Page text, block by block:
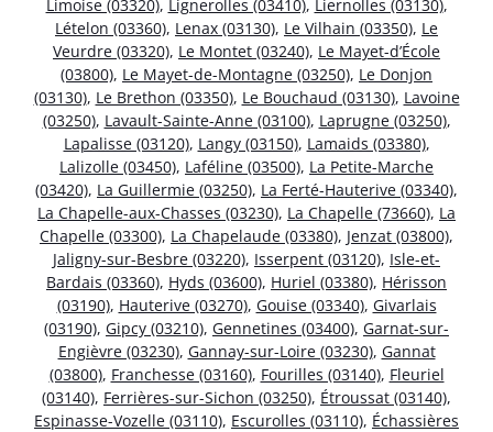
Limoise (03320), Lignerolles (03410), Liernolles (03130),
Lételon (03360), Lenax (03130), Le Vilhain (03350), Le
Veurdre (03320), Le Montet (03240), Le Mayet-d’École
(03800), Le Mayet-de-Montagne (03250), Le Donjon
(03130), Le Brethon (03350), Le Bouchaud (03130), Lavoine
(03250), Lavault-Sainte-Anne (03100), Laprugne (03250),
Lapalisse (03120), Langy (03150), Lamaids (03380),
Lalizolle (03450), Laféline (03500), La Petite-Marche
(03420), La Guillermie (03250), La Ferté-Hauterive (03340),
La Chapelle-aux-Chasses (03230), La Chapelle (73660), La
Chapelle (03300), La Chapelaude (03380), Jenzat (03800),
Jaligny-sur-Besbre (03220), Isserpent (03120), Isle-et-
Bardais (03360), Hyds (03600), Huriel (03380), Hérisson
(03190), Hauterive (03270), Gouise (03340), Givarlais
(03190), Gipcy (03210), Gennetines (03400), Garnat-sur-
Engièvre (03230), Gannay-sur-Loire (03230), Gannat
(03800), Franchesse (03160), Fourilles (03140), Fleuriel
(03140), Ferrières-sur-Sichon (03250), Étroussat (03140),
Espinasse-Vozelle (03110), Escurolles (03110), Échassières